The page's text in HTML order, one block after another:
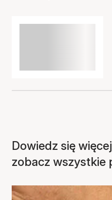
Dowiedz się
zobacz